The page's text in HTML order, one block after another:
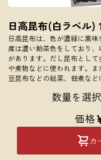
日高昆布(白ラベル)
日高昆布は、色が濃緑に黒
産は濃い飴茶色をしており
があります。だし昆布とし
や煮物などに使われます。
豆昆布などの総菜、佃煮など
数量を選択
価格
カ